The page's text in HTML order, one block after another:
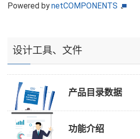
Powered bynetCOMPONENTS
设计工具、文件
产品目录数据
功能介绍